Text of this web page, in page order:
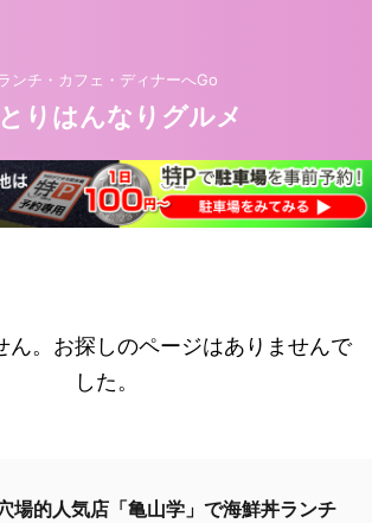
ンチ・カフェ・ディナーへGo
りはんなりグルメ
ん。お探しのページはありませんで
した。
場的人気店「亀山学」で海鮮丼ランチ